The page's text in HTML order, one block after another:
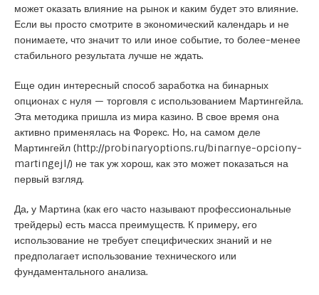
может оказать влияние на рынок и каким будет это влияние.
Если вы просто смотрите в экономический календарь и не
понимаете, что значит то или иное событие, то более-менее
стабильного результата лучше не ждать.
Еще один интересный способ заработка на бинарных
опционах с нуля — торговля с использованием Мартингейла.
Эта методика пришла из мира казино. В свое время она
активно применялась на Форекс. Но, на самом деле
Мартингейл (http://probinaryoptions.ru/binarnye-opciony-
martingejl/) не так уж хорош, как это может показаться на
первый взгляд.
Да, у Мартина (как его часто называют профессиональные
трейдеры) есть масса преимуществ. К примеру, его
использование не требует специфических знаний и не
предполагает использование технического или
фундаментального анализа.